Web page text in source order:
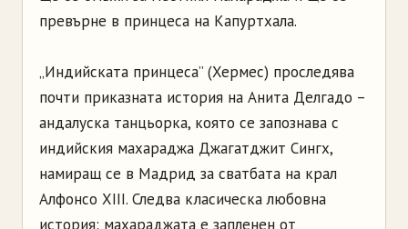
превърне в принцеса на Капуртхала.
„Индийската принцеса” (Хермес) проследява
почти приказната история на Анита Делгадо –
андалуска танцьорка, която се запознава с
индийския махараджа Джагатджит Сингх,
намиращ се в Мадрид за сватбата на крал
Алфонсо ХIII. Следва класическа любовна
история: махараджата е запленен от